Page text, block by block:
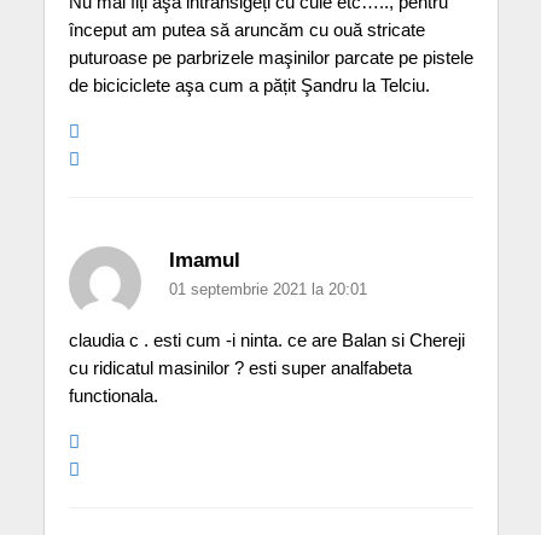
început am putea să aruncăm cu ouă stricate
puturoase pe parbrizele maşinilor parcate pe pistele
de biciciclete aşa cum a pățit Şandru la Telciu.
Imamul
01 septembrie 2021 la 20:01
claudia c . esti cum -i ninta. ce are Balan si Chereji
cu ridicatul masinilor ? esti super analfabeta
functionala.